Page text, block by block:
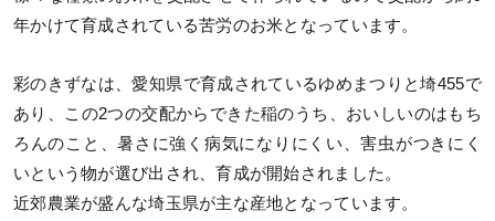
年かけて育成されている苦労のお米となっています。
彩のきずなは、愛知県で育成されているゆめまつりと埼455で
あり、この2つの交配からできた稲のうち、おいしいのはもち
ろんのこと、暑さに強く病気になりにくい、害虫がつきにく
いという物が選び出され、育成が開始されました。
近郊農業が盛んな埼玉県が主な産地となっています。